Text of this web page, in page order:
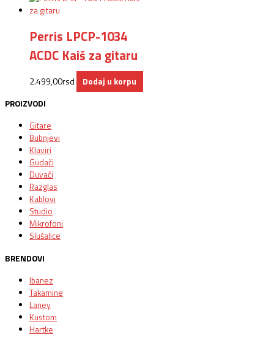
Perris LPCP-1034
ACDC Kaiš za gitaru
2.499,00rsd
Dodaj u korpu
PROIZVODI
Gitare
Bubnjevi
Klaviri
Gudači
Duvači
Razglas
Kablovi
Studio
Mikrofoni
Slušalice
BRENDOVI
Ibanez
Takamine
Laney
Kustom
Hartke